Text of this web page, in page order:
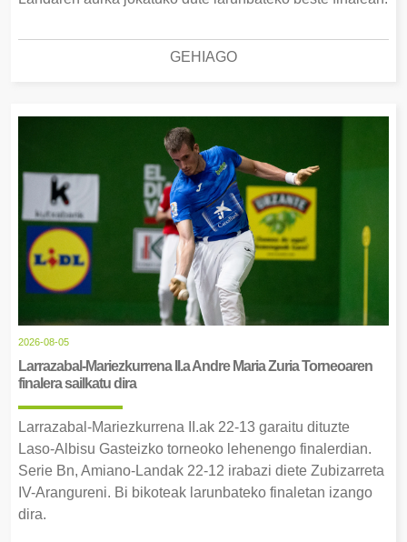
GEHIAGO
2026-08-05
Larrazabal-Mariezkurrena II.a Andre Maria Zuria Torneoaren
finalera sailkatu dira
Larrazabal-Mariezkurrena II.ak 22-13 garaitu dituzte
Laso-Albisu Gasteizko torneoko lehenengo finalerdian.
Serie Bn, Amiano-Landak 22-12 irabazi diete Zubizarreta
IV-Arangureni. Bi bikoteak larunbateko finaletan izango
dira.